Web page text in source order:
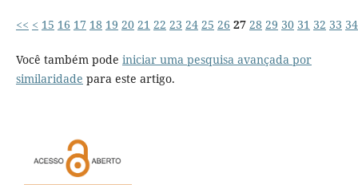
<< < 15 16 17 18 19 20 21 22 23 24 25 26 27 28 29 30 31 32 33 34
Você também pode iniciar uma pesquisa avançada por
similaridade para este artigo.